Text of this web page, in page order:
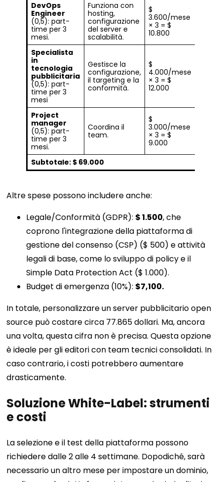
DevOps
Engineer
(0,5): part-
time per 3
mesi.
Funziona con
hosting,
configurazione
del server e
scalabilità.
$
3.600/mese
× 3 = $
10.800
Specialista
in
tecnologia
pubblicitaria
(0,5): part-
time per 3
mesi
Gestisce la
configurazione,
il targeting e la
conformità.
$
4.000/mese
× 3 = $
12.000
Project
manager
(0,5): part-
time per 3
mesi.
Coordina il
team.
$
3.000/mese
× 3 = $
9.000
Subtotale: $ 69.000
Altre spese possono includere anche:
Legale/Conformità (GDPR): $ 1.500, che
coprono l'integrazione della piattaforma di
gestione del consenso (CSP) ($ 500) e attività
legali di base, come lo sviluppo di policy e il
Simple Data Protection Act ($ 1.000).
Budget di emergenza (10%): $7,100.
In totale, personalizzare un server pubblicitario open
source può costare circa 77.865 dollari. Ma, ancora
una volta, questa cifra non è precisa. Questa opzione
è ideale per gli editori con team tecnici consolidati. In
caso contrario, i costi potrebbero aumentare
drasticamente.
Soluzione White-Label: strumenti
e costi
La selezione e il test della piattaforma possono
richiedere dalle 2 alle 4 settimane. Dopodiché, sarà
necessario un altro mese per impostare un dominio,